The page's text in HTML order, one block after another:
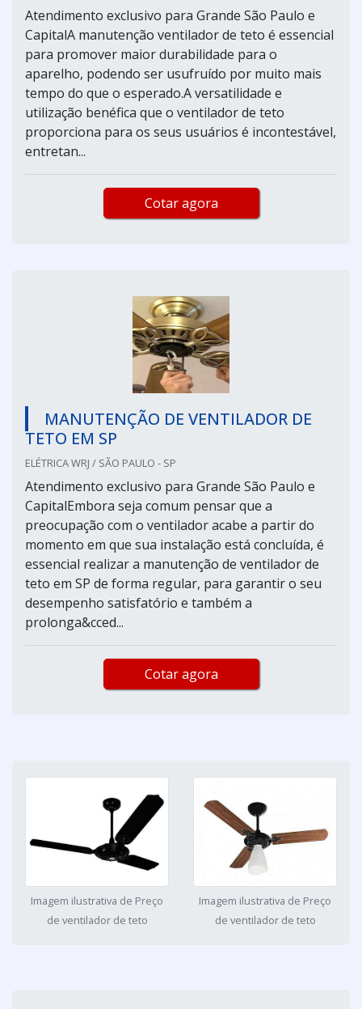
Atendimento exclusivo para Grande São Paulo e
CapitalA manutenção ventilador de teto é essencial
para promover maior durabilidade para o
aparelho, podendo ser usufruído por muito mais
tempo do que o esperado.A versatilidade e
utilização benéfica que o ventilador de teto
proporciona para os seus usuários é incontestável,
entretan...
Cotar agora
MANUTENÇÃO DE VENTILADOR DE
TETO EM SP
ELÉTRICA WRJ / SÃO PAULO - SP
Atendimento exclusivo para Grande São Paulo e
CapitalEmbora seja comum pensar que a
preocupação com o ventilador acabe a partir do
momento em que sua instalação está concluída, é
essencial realizar a manutenção de ventilador de
teto em SP de forma regular, para garantir o seu
desempenho satisfatório e também a
prolonga&cced...
Cotar agora
Imagem ilustrativa de Preço
de ventilador de teto
Imagem ilustrativa de Preço
de ventilador de teto